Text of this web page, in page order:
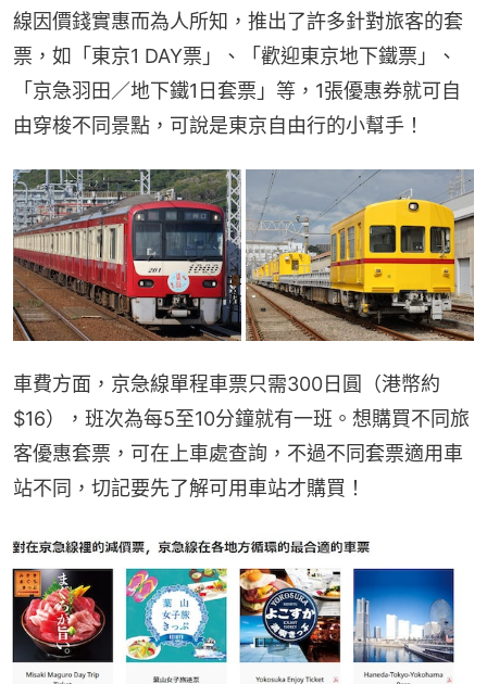
線因價錢實惠而為人所知，推出了許多針對旅客的套
票，如「東京1 DAY票」、「歡迎東京地下鐵票」、
「京急羽田／地下鐵1日套票」等，1張優惠券就可自
由穿梭不同景點，可說是東京自由行的小幫手！
車費方面，京急線單程車票只需300日圓（港幣約
$16），班次為每5至10分鐘就有一班。想購買不同旅
客優惠套票，可在上車處查詢，不過不同套票適用車
站不同，切記要先了解可用車站才購買！